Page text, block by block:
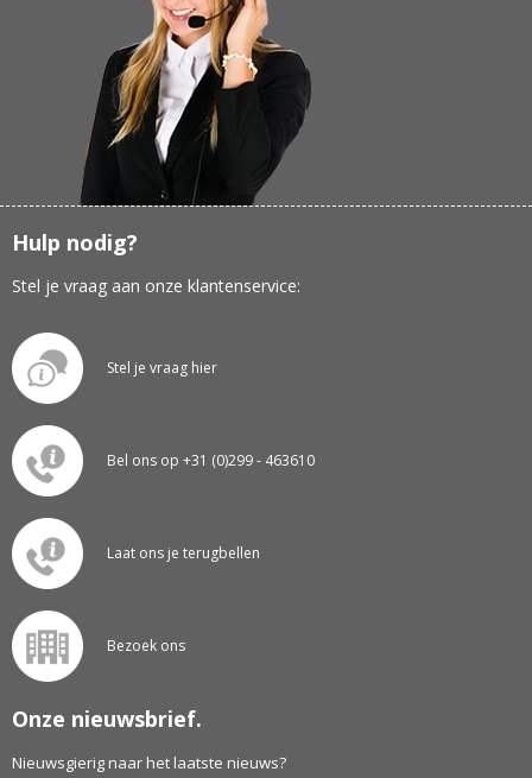
Hulp nodig?
Stel je vraag aan onze klantenservice:
Stel je vraag hier
Bel ons op +31 (0)299 - 463610
Laat ons je terugbellen
Bezoek ons
Onze nieuwsbrief.
Nieuwsgierig naar het laatste nieuws?